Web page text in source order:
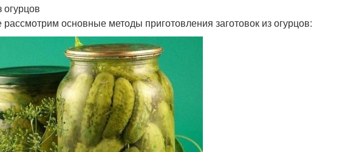
основные методы приготовления заготовок из огурцов: